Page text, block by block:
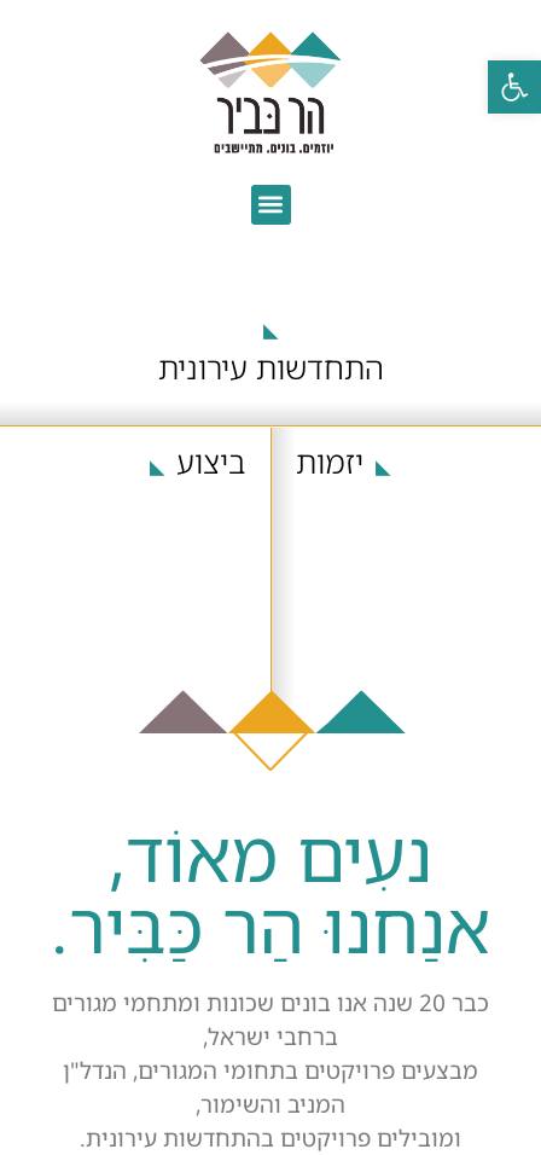
פתח סרגל נגישות
◣
התחדשות עירונית
◣ יזמות ביצוע ◣
נעִים מאוֹד,
אנַחנוּ הַר כַּבִּיר.
כבר 20 שנה אנו בונים שכונות ומתחמי מגורים
ברחבי ישראל,
מבצעים פרויקטים בתחומי המגורים, הנדל"ן
המניב והשימור,
ומובילים פרויקטים בהתחדשות עירונית.